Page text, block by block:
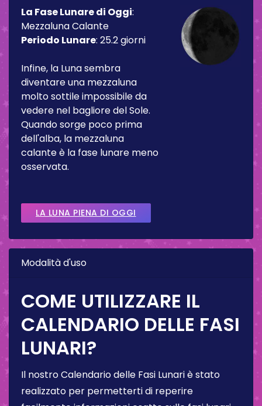
La Fase Lunare di Oggi:
Mezzaluna Calante
Periodo Lunare: 25.2 giorni
Infine, la Luna sembra
diventare una mezzaluna
molto sottile impossibile da
vedere nel bagliore del Sole.
Quando sorge poco prima
dell'alba, la mezzaluna
calante è la fase lunare meno
osservata.
LA LUNA PIENA DI OGGI
Modalità d'uso
COME UTILIZZARE IL
CALENDARIO DELLE FASI
LUNARI?
Il nostro Calendario delle Fasi Lunari è stato
realizzato per permetterti di reperire